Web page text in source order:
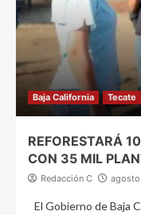
Baja California Tecate
REFORESTARÁ
CON 35 MIL
Redacción C
El Gobierno de Baja